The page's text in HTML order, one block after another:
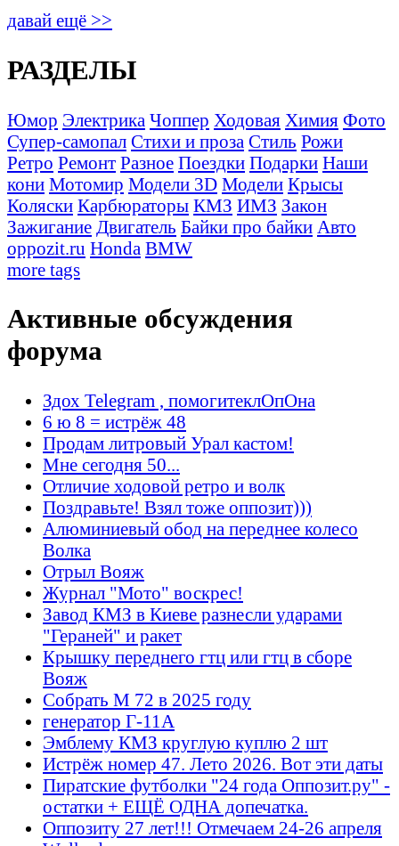
давай ещё >>
РАЗДЕЛЫ
Юмор Электрика Чоппер Ходовая Химия Фото
Супер-самопал Стихи и проза Стиль Рожи
Ретро Ремонт Разное Поездки Подарки Наши
кони Мотомир Модели 3D Модели Крысы
Коляски Карбюраторы КМЗ ИМЗ Закон
Зажигание Двигатель Байки про байки Авто
oppozit.ru Honda BMW
more tags
Активные обсуждения
форума
Здох Telegram , помогитеклОпОна
6 ю 8 = истрёж 48
Продам литровый Урал кастом!
Мне сегодня 50...
Отличие ходовой ретро и волк
Поздравьте! Взял тоже оппозит)))
Алюминиевый обод на переднее колесо
Волка
Отрыл Вояж
Журнал "Мото" воскрес!
Завод КМЗ в Киеве разнесли ударами
"Гераней" и ракет
Крышку переднего гтц или гтц в сборе
Вояж
Собрать М 72 в 2025 году
генератор Г-11А
Эмблему КМЗ круглую куплю 2 шт
Истрёж номер 47. Лето 2026. Вот эти даты
Пиратские футболки "24 года Оппозит.ру" -
остатки + ЕЩЁ ОДНА допечатка.
Оппозиту 27 лет!!! Отмечаем 24-26 апреля